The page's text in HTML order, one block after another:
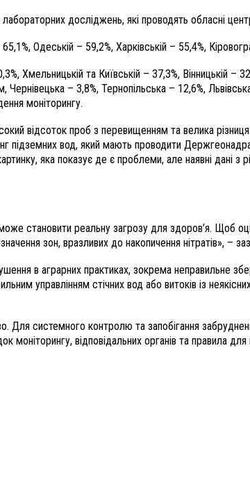
досліджень, які проводять обласні
Одеській – 59,2%, Харківській – 55,4%,
Хмельницькій та Київській – 37,3%, Вінницькій –
– 3,8%, Тернопільська – 12,6%,
моніторингу.
відсоток проб з перевищенням та велика
підземних вод, який мають проводити
яка показує де є проблеми, але наявні дані з
становити реальну загрозу для здоров’я. Щоб
зон, вразливих до накопичення нітратів», –
в аграрних практиках, зокрема неправильне
управлінням стічних вод або витоків із
системного контролю та запобігання
моніторингу, відповідальних органів та правила